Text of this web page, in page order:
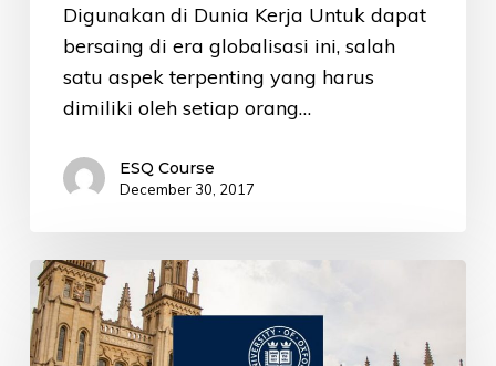
Digunakan di Dunia Kerja Untuk dapat
bersaing di era globalisasi ini, salah
satu aspek terpenting yang harus
dimiliki oleh setiap orang…
ESQ Course
December 30, 2017
Ini
yang
Perlu